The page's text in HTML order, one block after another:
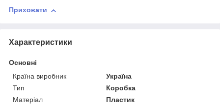
Приховати
Характеристики
Основні
Країна виробник
Україна
Тип
Коробка
Матеріал
Пластик